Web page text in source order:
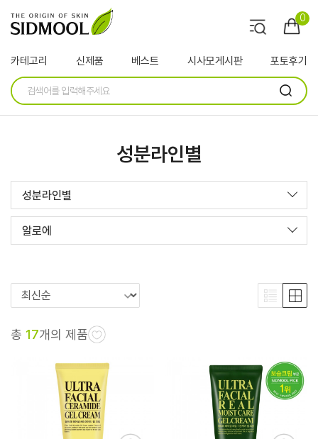
0
카테고리 신제품 베스트 시사모게시판 포토후기
성분라인별
성분라인별
알로에
총 17개의 제품